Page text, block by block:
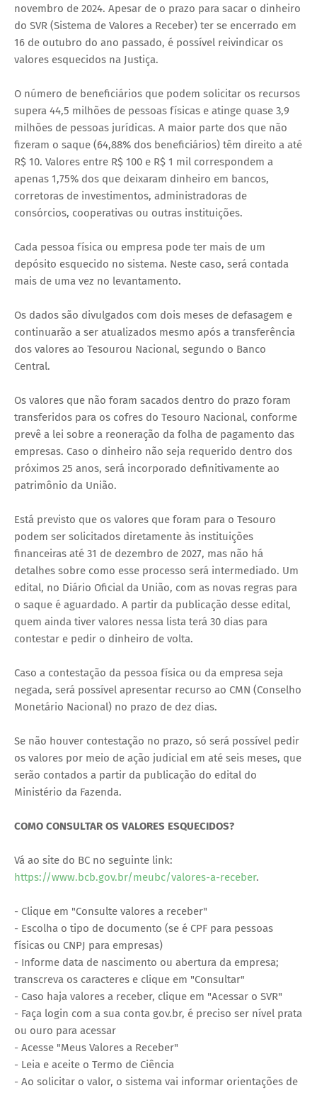
novembro de 2024. Apesar de o prazo para sacar o dinheiro
do SVR (Sistema de Valores a Receber) ter se encerrado em
16 de outubro do ano passado, é possível reivindicar os
valores esquecidos na Justiça.
O número de beneficiários que podem solicitar os recursos
supera 44,5 milhões de pessoas físicas e atinge quase 3,9
milhões de pessoas jurídicas. A maior parte dos que não
fizeram o saque (64,88% dos beneficiários) têm direito a até
R$ 10. Valores entre R$ 100 e R$ 1 mil correspondem a
apenas 1,75% dos que deixaram dinheiro em bancos,
corretoras de investimentos, administradoras de
consórcios, cooperativas ou outras instituições.
Cada pessoa física ou empresa pode ter mais de um
depósito esquecido no sistema. Neste caso, será contada
mais de uma vez no levantamento.
Os dados são divulgados com dois meses de defasagem e
continuarão a ser atualizados mesmo após a transferência
dos valores ao Tesourou Nacional, segundo o Banco
Central.
Os valores que não foram sacados dentro do prazo foram
transferidos para os cofres do Tesouro Nacional, conforme
prevê a lei sobre a reoneração da folha de pagamento das
empresas. Caso o dinheiro não seja requerido dentro dos
próximos 25 anos, será incorporado definitivamente ao
patrimônio da União.
Está previsto que os valores que foram para o Tesouro
podem ser solicitados diretamente às instituições
financeiras até 31 de dezembro de 2027, mas não há
detalhes sobre como esse processo será intermediado. Um
edital, no Diário Oficial da União, com as novas regras para
o saque é aguardado. A partir da publicação desse edital,
quem ainda tiver valores nessa lista terá 30 dias para
contestar e pedir o dinheiro de volta.
Caso a contestação da pessoa física ou da empresa seja
negada, será possível apresentar recurso ao CMN (Conselho
Monetário Nacional) no prazo de dez dias.
Se não houver contestação no prazo, só será possível pedir
os valores por meio de ação judicial em até seis meses, que
serão contados a partir da publicação do edital do
Ministério da Fazenda.
COMO CONSULTAR OS VALORES ESQUECIDOS?
Vá ao site do BC no seguinte link:
https://www.bcb.gov.br/meubc/valores-a-receber.
- Clique em "Consulte valores a receber"
- Escolha o tipo de documento (se é CPF para pessoas
físicas ou CNPJ para empresas)
- Informe data de nascimento ou abertura da empresa;
transcreva os caracteres e clique em "Consultar"
- Caso haja valores a receber, clique em "Acessar o SVR"
- Faça login com a sua conta gov.br, é preciso ser nível prata
ou ouro para acessar
- Acesse "Meus Valores a Receber"
- Leia e aceite o Termo de Ciência
- Ao solicitar o valor, o sistema vai informar orientações de